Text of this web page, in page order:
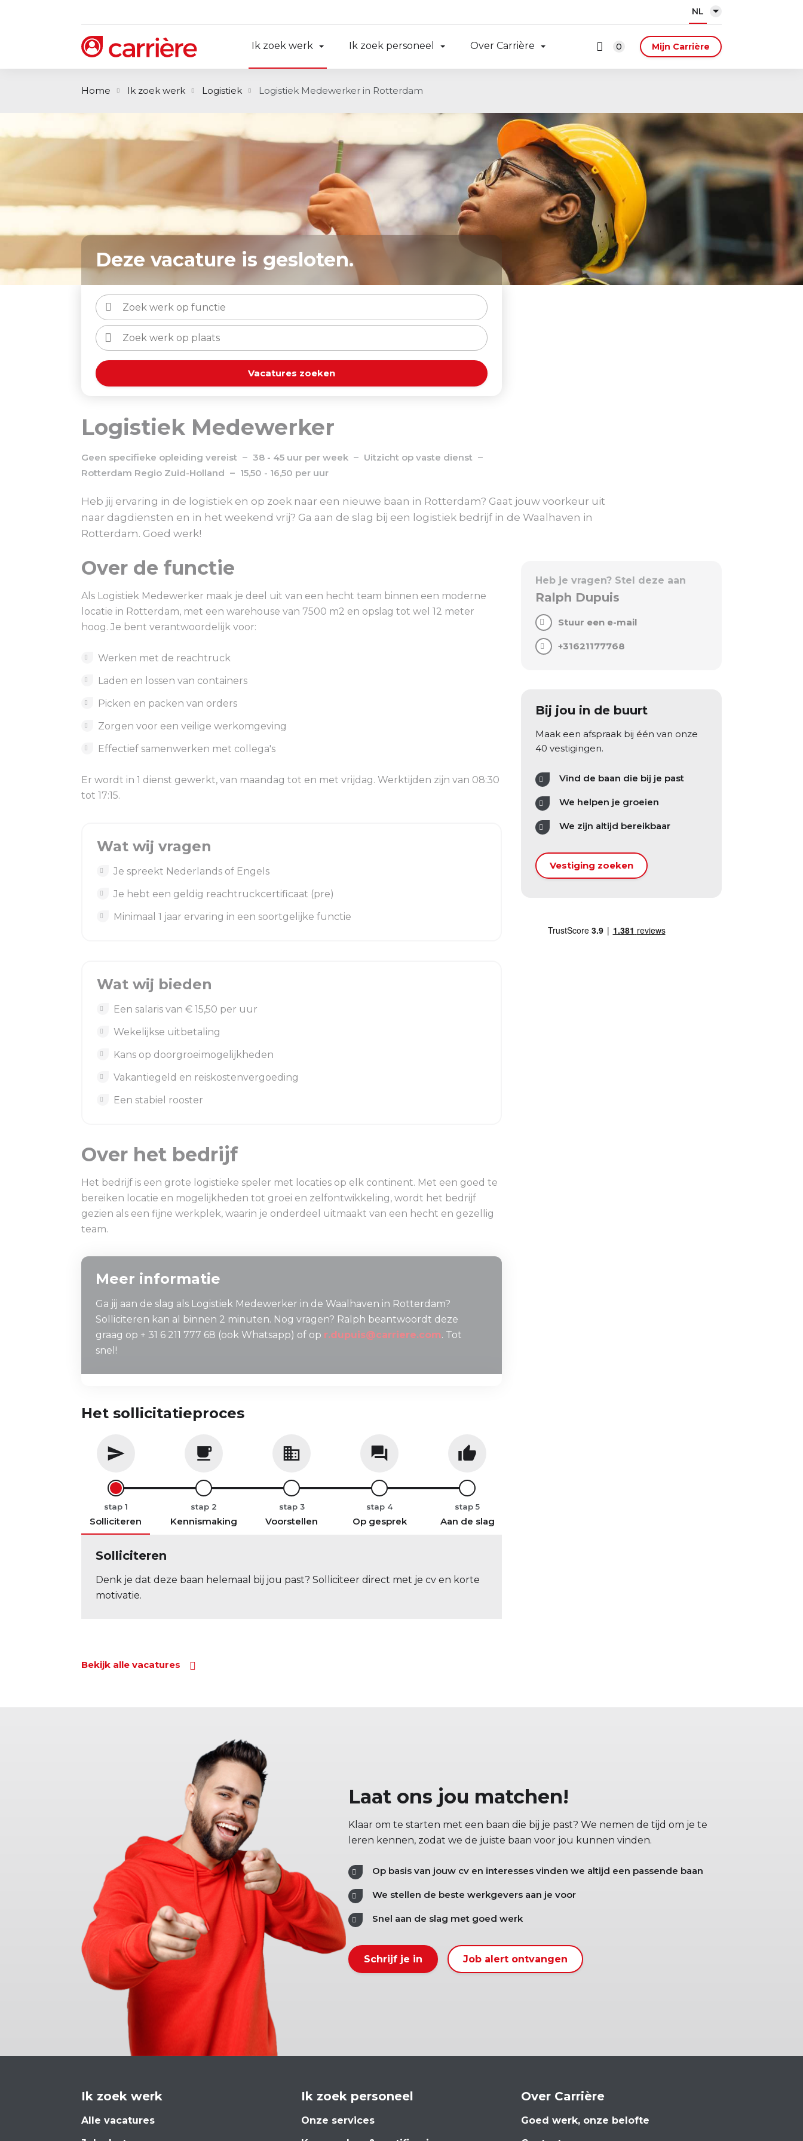
NL
Ik zoek werk Ik zoek personeel Over Carrière 0 Mijn Carrière
Home Ik zoek werk Logistiek Logistiek Medewerker in Rotterdam
Deze vacature is gesloten.
Vacatures zoeken
Logistiek Medewerker
Geen specifieke opleiding vereist 38 - 45 uur per week
Uitzicht op vaste dienst
Rotterdam Regio Zuid-Holland 15,50 - 16,50 per uur
Heb jij ervaring in de logistiek en op zoek naar een nieuwe baan in Rotterdam? Gaat jouw voorkeur uit
naar dagdiensten en in het weekend vrij? Ga aan de slag bij een logistiek bedrijf in de Waalhaven in
Rotterdam. Goed werk!
Over de functie
Als Logistiek Medewerker maak je deel uit van een hecht team binnen een moderne
locatie in Rotterdam, met een warehouse van 7500 m2 en opslag tot wel 12 meter
hoog. Je bent verantwoordelijk voor:
Werken met de reachtruck
Laden en lossen van containers
Picken en packen van orders
Zorgen voor een veilige werkomgeving
Effectief samenwerken met collega's
Er wordt in 1 dienst gewerkt, van maandag tot en met vrijdag. Werktijden zijn van 08:30
tot 17:15.
Wat wij vragen
Je spreekt Nederlands of Engels
Je hebt een geldig reachtruckcertificaat (pre)
Minimaal 1 jaar ervaring in een soortgelijke functie
Wat wij bieden
Een salaris van € 15,50 per uur
Wekelijkse uitbetaling
Kans op doorgroeimogelijkheden
Vakantiegeld en reiskostenvergoeding
Een stabiel rooster
Over het bedrijf
Het bedrijf is een grote logistieke speler met locaties op elk continent. Met een goed te
bereiken locatie en mogelijkheden tot groei en zelfontwikkeling, wordt het bedrijf
gezien als een fijne werkplek, waarin je onderdeel uitmaakt van een hecht en gezellig
team.
Meer informatie
Ga jij aan de slag als Logistiek Medewerker in de Waalhaven in Rotterdam?
Solliciteren kan al binnen 2 minuten. Nog vragen? Ralph beantwoordt deze
graag op + 31 6 211 777 68 (ook Whatsapp) of op r.dupuis@carriere.com. Tot
snel!
Het sollicitatieproces
stap
Solliciteren
stap
Kennismaking
stap
Voorstellen
stap
Op gesprek
stap
Aan de slag
Solliciteren
Denk je dat deze baan helemaal bij jou past? Solliciteer direct met je cv en korte
motivatie.
Heb je vragen? Stel deze aan
Ralph Dupuis
Stuur een e-mail
+31621177768
Bij jou in de buurt
Maak een afspraak bij één van onze
40 vestigingen.
Vind de baan die bij je past
We helpen je groeien
We zijn altijd bereikbaar
Vestiging zoeken
Bekijk alle vacatures
Laat ons jou matchen!
Klaar om te starten met een baan die bij je past? We nemen de tijd om je te
leren kennen, zodat we de juiste baan voor jou kunnen vinden.
Op basis van jouw cv en interesses vinden we altijd een passende baan
We stellen de beste werkgevers aan je voor
Snel aan de slag met goed werk
Schrijf je in Job alert ontvangen
Ik zoek werk
Alle vacatures
Ik zoek personeel
Onze services
Over Carrière
Goed werk, onze belofte